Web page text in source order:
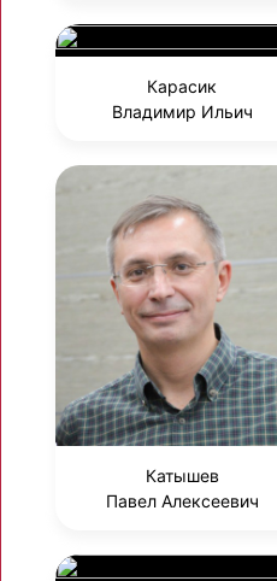
Карасик
Владимир Ильич
Катышев
Павел Алексеевич